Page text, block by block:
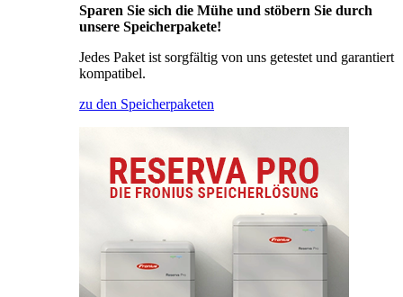
Sparen Sie sich die Mühe und stöbern Sie durch
unsere Speicherpakete!
Jedes Paket ist sorgfältig von uns getestet und garantiert
kompatibel.
zu den Speicherpaketen